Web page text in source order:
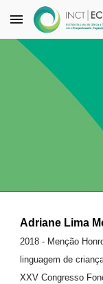
Skip to main
Adriane Lima
2018 - Menção
linguagem de
XXV Congresso